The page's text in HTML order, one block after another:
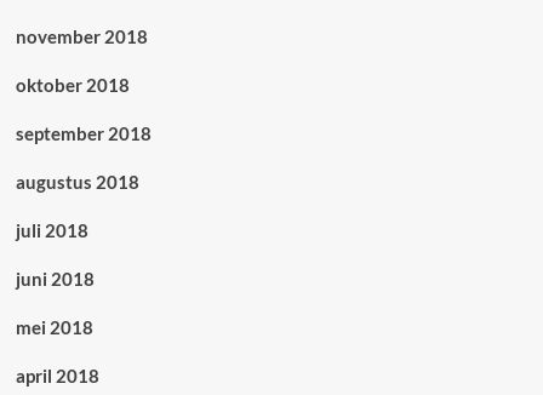
november 2018
oktober 2018
september 2018
augustus 2018
juli 2018
juni 2018
mei 2018
april 2018